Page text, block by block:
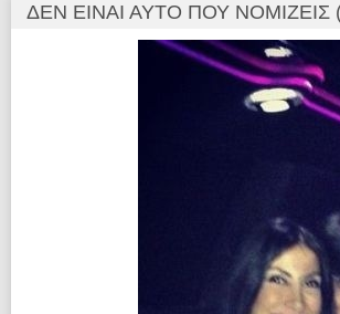
ΔΕΝ ΕΊΝΑΙ ΑΥΤΌ ΠΟΥ ΝΟΜΊΖΕΙΣ